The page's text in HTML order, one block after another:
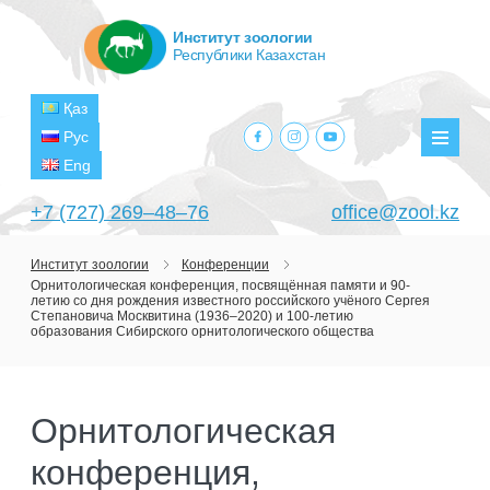
+7 (727) 269‒48‒76 office@zool.kz
Қаз
Рус
Eng
facebook.com
instagram.com
youtube.com
Институт зоологии
Республики Казахстан
ГЛАВНАЯ
ОБ ИНСТИТУТЕ
СТРУКТУРА
ЛАБОРАТОРИИ
ЛАБОРАТОРИЯ ТЕРИОЛОГИИ
НАУЧНО-ИССЛЕДОВАТЕЛЬСКИЕ
ПРОЕКТЫ
ТЕКУЩИЕ ПРОЕКТЫ
Институт зоологии
Конференции
Орнитологическая конференция, посвящённая памяти и 90-
летию со дня рождения известного российского учёного Сергея
Степановича Москвитина (1936–2020) и 100-летию
образования Сибирского орнитологического общества
Орнитологическая
конференция,